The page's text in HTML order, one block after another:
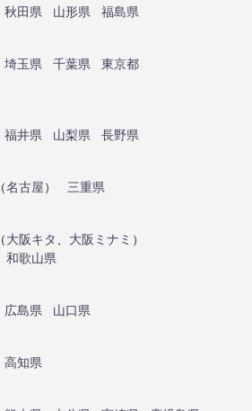
秋田県 山形県
福島県
埼玉県 千葉県
東京都
福井県 山梨県
長野県
（名古屋）
三重県
（大阪キタ 大阪ミナミ ）
和歌山県
広島県
山口県
高知県